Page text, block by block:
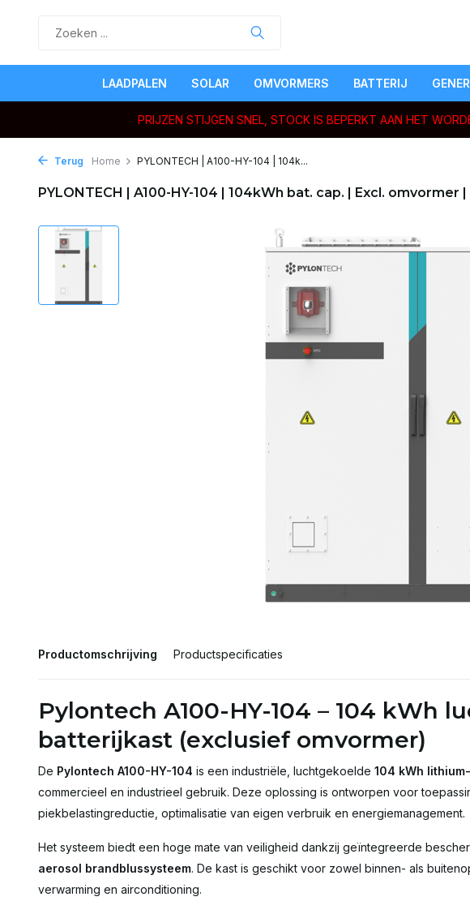
LAADPALEN SOLAR OMVORMERS BATTERIJ
PRIJZEN STIJGEN SNEL, STOCK IS BEPERKT AAN HET
Terug Home PYLONTECH | A100-HY-104 | 104k...
PYLONTECH | A100-HY-104 | 104kWh bat. cap. | Excl. omvormer
Productomschrijving Productspecificaties
Pylontech A100-HY-104 – 104 kWh
batterijkast (exclusief omvormer)
De Pylontech A100-HY-104 is een industriële, luchtgekoelde 104 kWh
commercieel en industrieel gebruik. Deze oplossing is ontworpen voor
piekbelastingreductie, optimalisatie van eigen verbruik en energiemanagement.
Het systeem biedt een hoge mate van veiligheid dankzij geïntegreerde
aerosol brandblussysteem. De kast is geschikt voor zowel binnen- als
verwarming en airconditioning.